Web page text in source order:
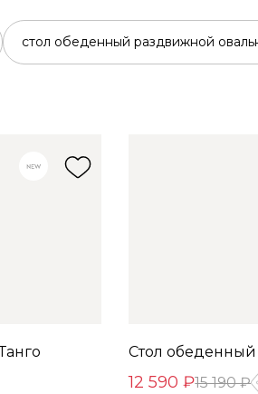
стол обеденный раздвижной
Стол
12 590 ₽15 190 ₽